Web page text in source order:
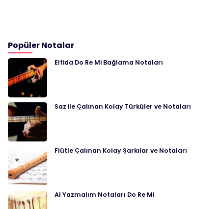
Popüler Notalar
Elfida Do Re Mi Bağlama Notaları
Saz ile Çalınan Kolay Türküler ve Notaları
Flütle Çalınan Kolay Şarkılar ve Notaları
Al Yazmalım Notaları Do Re Mi